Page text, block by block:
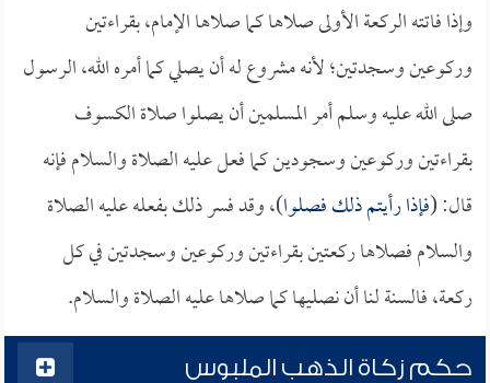
وإذا فاتته الركعة الأولى صلاها كما صلاها الإمام، بقراءتين
وركوعين وسجدتين؛ لأنه مشروع له أن يصلي كما أمره الله، الرسول
صلى الله عليه وسلم أمر المسلمين أن يصلوا صلاة الكسوف
بقراءتين وركوعين وسجودين كما فعل عليه الصلاة والسلام فإنه
قال: (فإذا رأيتم ذلك فصلوا)، وقد فسر ذلك بفعله عليه الصلاة
والسلام فصلاها ركعتين بقراءتين وركوعين وسجدتين في كل
ركعة، فالسنة لنا أن نصليها كما صلاها عليه الصلاة والسلام.
حكم زكاة الذهب الملبوس